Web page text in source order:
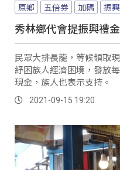
原鄉 五倍券 加碼 振興
秀林鄉代會提振興禮
民眾大排長龍，等候領取
紓困族人經濟困境，發放
現金，族人也表示支持。
2021-09-15 19:20